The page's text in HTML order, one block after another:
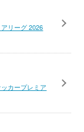
リーグ 2026
カープレミア